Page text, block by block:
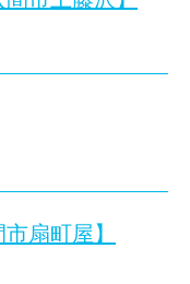
しょうか！
建です♪
ーや
夫婦の絆を大切にする
扇町屋】